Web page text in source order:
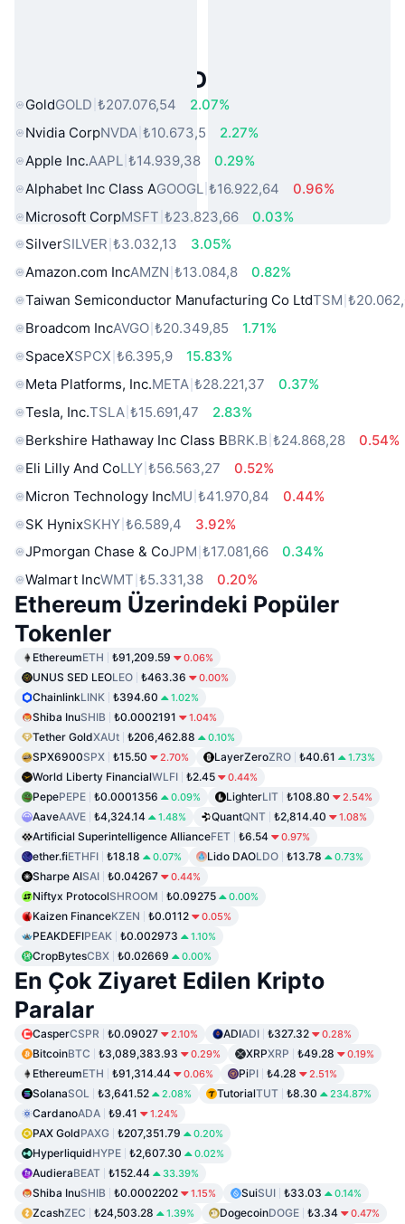
Popüler Gerçek Dünya Varlıkları
GoldGOLD ₺207.076,54
2.07%
Nvidia CorpNVDA ₺10.673,5
2.27%
Apple Inc.AAPL ₺14.939,38
0.29%
Alphabet Inc Class AGOOGL ₺16.922,64
0.96%
Microsoft CorpMSFT ₺23.823,66
0.03%
SilverSILVER ₺3.032,13
3.05%
Amazon.com IncAMZN ₺13.084,8
0.82%
Taiwan Semiconductor Manufacturing Co LtdTSM
Broadcom IncAVGO ₺20.349,85
1.71%
SpaceXSPCX ₺6.395,9
15.83%
Meta Platforms, Inc.META ₺28.221,37
0.37%
Tesla, Inc.TSLA ₺15.691,47
2.83%
Berkshire Hathaway Inc Class BBRK.B ₺24.868,28
0.54%
Eli Lilly And CoLLY ₺56.563,27
0.52%
Micron Technology IncMU ₺41.970,84
0.44%
SK HynixSKHY ₺6.589,4
3.92%
JPmorgan Chase & CoJPM ₺17.081,66
0.34%
Walmart IncWMT ₺5.331,38 0.20%
Ethereum Üzerindeki Popüler
Tokenler
EthereumETH ₺91,209.59 0.06%
UNUS SED LEOLEO ₺463.36 0.00%
ChainlinkLINK ₺394.60 1.02%
Shiba InuSHIB ₺0.0002191 1.04%
Tether GoldXAUt ₺206,462.88 0.10%
SPX6900SPX ₺15.50 2.70% LayerZeroZRO ₺40.61 1.73%
World Liberty FinancialWLFI ₺2.45 0.44%
PepePEPE ₺0.0001356 0.09% LighterLIT ₺108.80 2.54%
AaveAAVE ₺4,324.14 1.48% QuantQNT ₺2,814.40 1.08%
Artificial Superintelligence AllianceFET ₺6.54 0.97%
ether.fiETHFI ₺18.18 0.07% Lido DAOLDO ₺13.78 0.73%
Sharpe AISAI ₺0.04267 0.44%
Niftyx ProtocolSHROOM ₺0.09275 0.00%
Kaizen FinanceKZEN ₺0.0112 0.05%
PEAKDEFIPEAK ₺0.002973 1.10%
CropBytesCBX ₺0.02669 0.00%
En Çok Ziyaret Edilen Kripto
Paralar
CasperCSPR ₺0.09027 2.10% ADIADI ₺327.32 0.28%
BitcoinBTC ₺3,089,383.93 0.29% XRPXRP ₺49.28 0.19%
EthereumETH ₺91,314.44 0.06% PiPI ₺4.28 2.51%
SolanaSOL ₺3,641.52 2.08% TutorialTUT ₺8.30 234.87%
CardanoADA ₺9.41 1.24%
PAX GoldPAXG ₺207,351.79 0.20%
HyperliquidHYPE ₺2,607.30 0.02%
AudieraBEAT ₺152.44 33.39%
Shiba InuSHIB ₺0.0002202 1.15% SuiSUI ₺33.03 0.14%
ZcashZEC ₺24,503.28 1.39% DogecoinDOGE ₺3.34 0.47%